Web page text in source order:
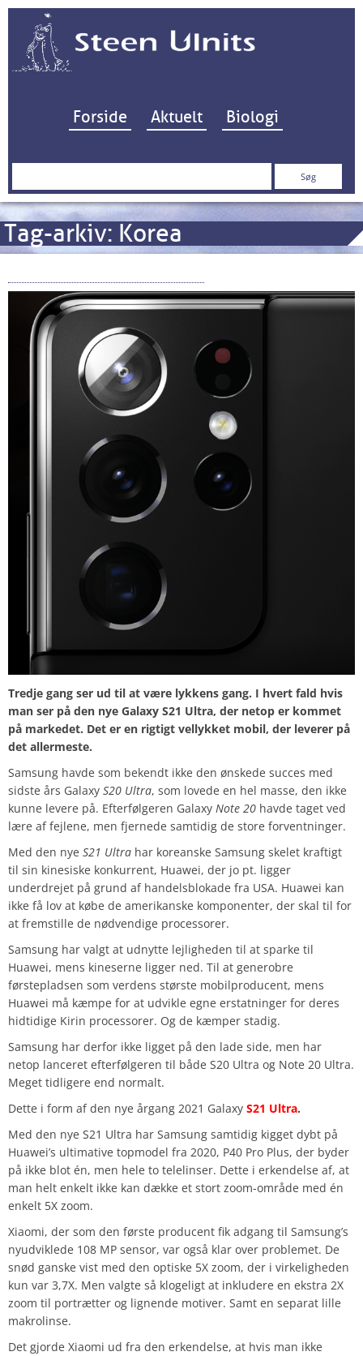
Hop til indhold
Forside Aktuelt Biologi
Søg
Tag-arkiv: Korea
Tredje gang ser ud til at være lykkens gang. I hvert fald hvis
man ser på den nye Galaxy S21 Ultra, der netop er kommet
på markedet. Det er en rigtigt vellykket mobil, der leverer på
det allermeste.
Samsung havde som bekendt ikke den ønskede succes med
sidste års Galaxy S20 Ultra, som lovede en hel masse, den ikke
kunne levere på. Efterfølgeren Galaxy Note 20 havde taget ved
lære af fejlene, men fjernede samtidig de store forventninger.
Med den nye S21 Ultra har koreanske Samsung skelet kraftigt
til sin kinesiske konkurrent, Huawei, der jo pt. ligger
underdrejet på grund af handelsblokade fra USA. Huawei kan
ikke få lov at købe de amerikanske komponenter, der skal til for
at fremstille de nødvendige processorer.
Samsung har valgt at udnytte lejligheden til at sparke til
Huawei, mens kineserne ligger ned. Til at generobre
førstepladsen som verdens største mobilproducent, mens
Huawei må kæmpe for at udvikle egne erstatninger for deres
hidtidige Kirin processorer. Og de kæmper stadig.
Samsung har derfor ikke ligget på den lade side, men har
netop lanceret efterfølgeren til både S20 Ultra og Note 20 Ultra.
Meget tidligere end normalt.
Dette i form af den nye årgang 2021 Galaxy S21 Ultra.
Med den nye S21 Ultra har Samsung samtidig kigget dybt på
Huawei’s ultimative topmodel fra 2020, P40 Pro Plus, der byder
på ikke blot én, men hele to telelinser. Dette i erkendelse af, at
man helt enkelt ikke kan dække et stort zoom-område med én
enkelt 5X zoom.
Xiaomi, der som den første producent fik adgang til Samsung’s
nyudviklede 108 MP sensor, var også klar over problemet. De
snød ganske vist med den optiske 5X zoom, der i virkeligheden
kun var 3,7X. Men valgte så klogeligt at inkludere en ekstra 2X
zoom til portrætter og lignende motiver. Samt en separat lille
makrolinse.
Det gjorde Xiaomi ud fra den erkendelse, at hvis man ikke